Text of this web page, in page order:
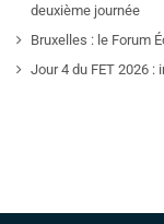
deuxième journée
Bruxelles : le Forum
Jour 4 du FET 2026 :